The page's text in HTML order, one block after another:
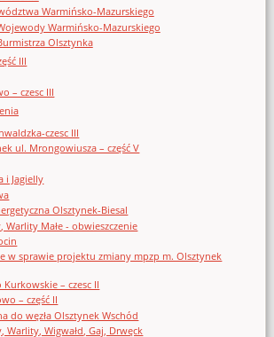
Warmińsko-Mazurskiego
Warmińsko-Mazurskiego
Olsztynka
III
– czesc III
czesc III
ul. Mrongowiusza – część V
i Jagielly
Olsztynek-Biesal
Warlity Małe - obwieszczenie
w sprawie projektu zmiany mpzp m. Olsztynek
– czesc II
– część II
do węzła Olsztynek Wschód
Warlity, Wigwałd, Gaj, Drwęck